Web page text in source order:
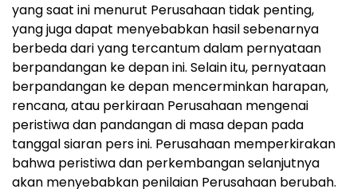
yang saat ini menurut Perusahaan tidak penting,
yang juga dapat menyebabkan hasil sebenarnya
berbeda dari yang tercantum dalam pernyataan
berpandangan ke depan ini. Selain itu, pernyataan
berpandangan ke depan mencerminkan harapan,
rencana, atau perkiraan Perusahaan mengenai
peristiwa dan pandangan di masa depan pada
tanggal siaran pers ini. Perusahaan memperkirakan
bahwa peristiwa dan perkembangan selanjutnya
akan menyebabkan penilaian Perusahaan berubah.